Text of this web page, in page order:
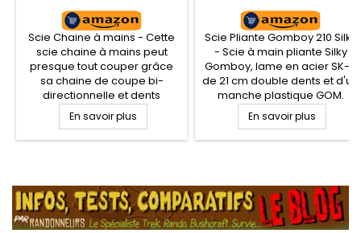
Scie Chaine à mains - Cette
scie chaine à mains peut
presque tout couper grâce
sa chaine de coupe bi-
directionnelle et dents
coniques évitant que la scie
se coince. Fournie avec deux
anneaux nylon pour glisser
puissance de coupe.
En savoir plus
Scie Pliante Gomboy 210 Silky
- Scie à main pliante Silky
Gomboy, lame en acier SK-4
de 21 cm double dents et d'un
manche plastique GOM.
Légère et compacte, cette
scie pliante à mains vous
sera utile en randonnée
Adaptée pour le bois vert et
le bois dur
En savoir plus